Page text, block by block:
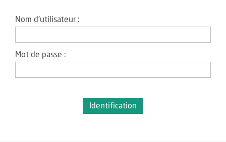
Nom d'utilisateur :
Mot de passe :